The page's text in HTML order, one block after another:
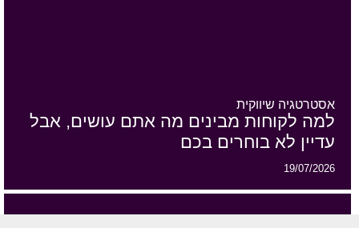
אסטרטגיה שיווקית
למה לקוחות מבינים מה אתם עושים, אבל
עדיין לא בוחרים בכם
19/07/2026